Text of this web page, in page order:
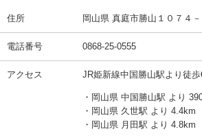
住所 岡山県 真庭市勝山１０７４－
電話番号 0868-25-0555
アクセス JR姫新線中国勝山駅より徒歩
・岡山県 中国勝山駅 より
・岡山県 久世駅 より 4.4km
・岡山県 月田駅 より 4.8km